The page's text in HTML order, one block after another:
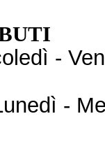
-
-